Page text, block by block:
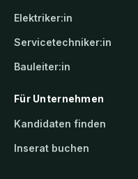
Elektriker:in
Servicetechniker:in
Bauleiter:in
Für Unternehmen
Kandidaten finden
Inserat buchen